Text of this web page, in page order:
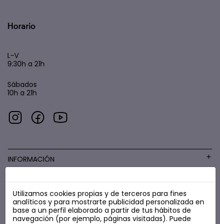
Horario
L-V
9:30h a 21h
Sábados
10h a 21h
INFORMACIÓN
COSMÉTICA LOW COST
Utilizamos cookies propias y de terceros para fines
analíticos y para mostrarte publicidad personalizada en
base a un perfil elaborado a partir de tus hábitos de
navegación (por ejemplo, páginas visitadas). Puede